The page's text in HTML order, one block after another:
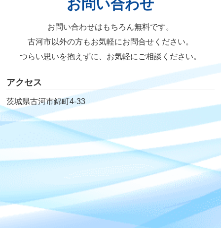
お問い合わせ
お問い合わせはもちろん無料です。
古河市以外の方もお気軽にお問合せください。
つらい思いを抱えずに、お気軽にご相談ください。
アクセス
茨城県古河市錦町4-33